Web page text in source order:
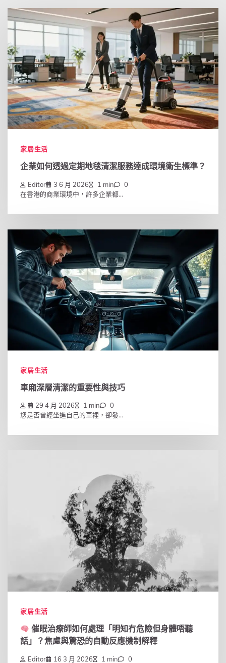
家居生活
企業如何透過定期地毯清潔服務達成環境衛生標準？
Editor 3 6 月 2026 1 min
0
在香港的商業環境中，許多企業都...
家居生活
車廂深層清潔的重要性與技巧
29 4 月 2026 1 min
0
您是否曾經坐進自己的車裡，卻發...
家居生活
催眠治療師如何處理「明知冇危險但身體唔聽
話」？焦慮與驚恐的自動反應機制解釋
Editor 16 3 月 2026 1 min 0